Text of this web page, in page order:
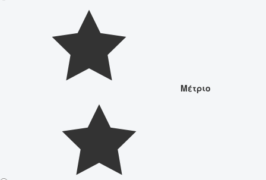
Μέτριο